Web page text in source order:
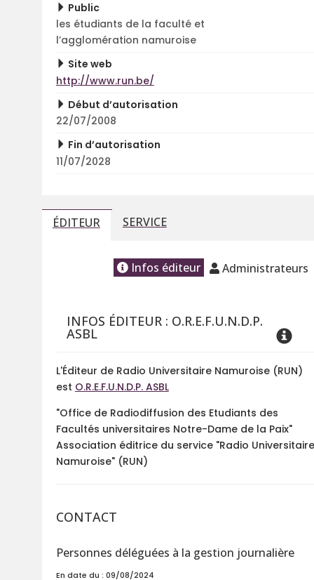
Public
les étudiants de la faculté et
l’agglomération namuroise
Site web
http://www.run.be/
Début d’autorisation
22/07/2008
Fin d’autorisation
11/07/2028
ÉDITEUR SERVICE
Infos éditeur Administrateurs
INFOS ÉDITEUR : O.R.E.F.U.N.D.P.
ASBL
L'Éditeur de Radio Universitaire Namuroise (RUN)
est O.R.E.F.U.N.D.P. ASBL
"Office de Radiodiffusion des Etudiants des
Facultés universitaires Notre-Dame de la Paix"
Association éditrice du service "Radio Universitaire
Namuroise" (RUN)
CONTACT
Personnes déléguées à la gestion journalière
En date du : 09/08/2024